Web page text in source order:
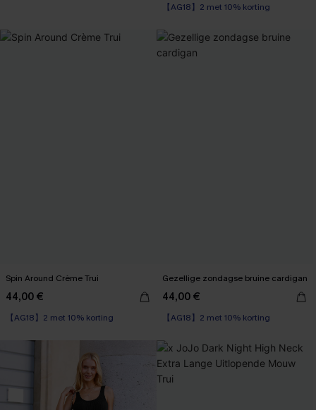
【AG18】2 met 10% korting
Spin Around Crème Trui
44,00 €
【AG18】2 met 10% korting
Gezellige zondagse bruine cardigan
44,00 €
【AG18】2 met 10% korting